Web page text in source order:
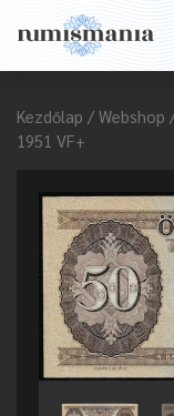
Kezdőlap / Webshop
1951 VF+